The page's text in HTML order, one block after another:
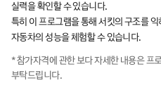
실력을 확인할 수 있습니다.
특히 이 프로그램을 통해 서킷의 구조를
자동차의 성능을 체험할 수 있습니다.
* 참가자격에 관한 보다 자세한 내용은 프
부탁드립니다.